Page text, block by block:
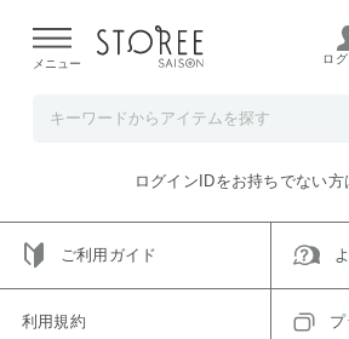
よる配送遅延が発生しております。
メニュー ロ
ご指定のアイテムは取り扱い終了、ま
トップへ戻る
ログインIDをお持ちでない方
ご利用ガイド
利用規約